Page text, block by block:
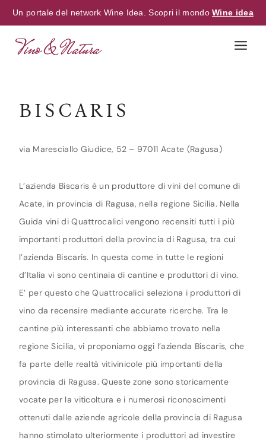
Un portale del network Wine Idea. Scopri il mondoWine idea
BISCARIS
via Maresciallo Giudice, 52 – 97011 Acate (Ragusa)
L’azienda Biscaris è un produttore di vini del comune di
Acate, in provincia di Ragusa, nella regione Sicilia. Nella
Guida vini di Quattrocalici vengono recensiti tutti i più
importanti produttori della provincia di Ragusa, tra cui
l’azienda Biscaris. In questa come in tutte le regioni
d’Italia vi sono centinaia di cantine e produttori di vino.
E’ per questo che Quattrocalici seleziona i produttori di
vino da recensire mediante accurate ricerche. Tra le
cantine più interessanti che abbiamo trovato nella
regione Sicilia, vi proponiamo oggi l’azienda Biscaris, che
fa parte delle realtà vitivinicole più importanti della
provincia di Ragusa. Queste zone sono storicamente
vocate per la viticoltura e i numerosi riconoscimenti
ottenuti dalle aziende agricole della provincia di Ragusa
hanno stimolato ulteriormente i produttori ad investire